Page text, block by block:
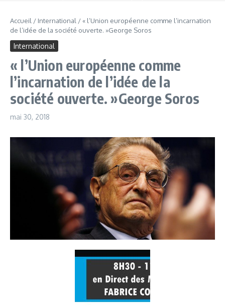
Accueil / International /« l’Union européenne comme l’incarnation
de l’idée de la société ouverte. »George Soros
International
« l’Union européenne comme
l’incarnation de l’idée de la
société ouverte. »George Soros
mai 30, 2018